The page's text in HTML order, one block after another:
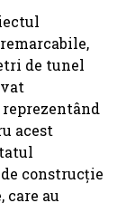
de tunel
acest
construcție
au